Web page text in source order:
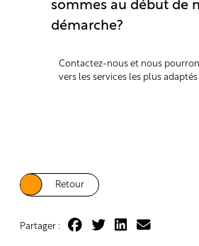
sommes au début de
démarche?
Contactez-nous et nous
vers les services les plus
Retour
Partager :